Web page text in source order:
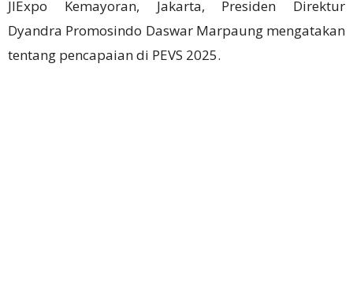
JIExpo Kemayoran, Jakarta, Presiden Direktur
Dyandra Promosindo Daswar Marpaung mengatakan
tentang pencapaian di PEVS 2025.